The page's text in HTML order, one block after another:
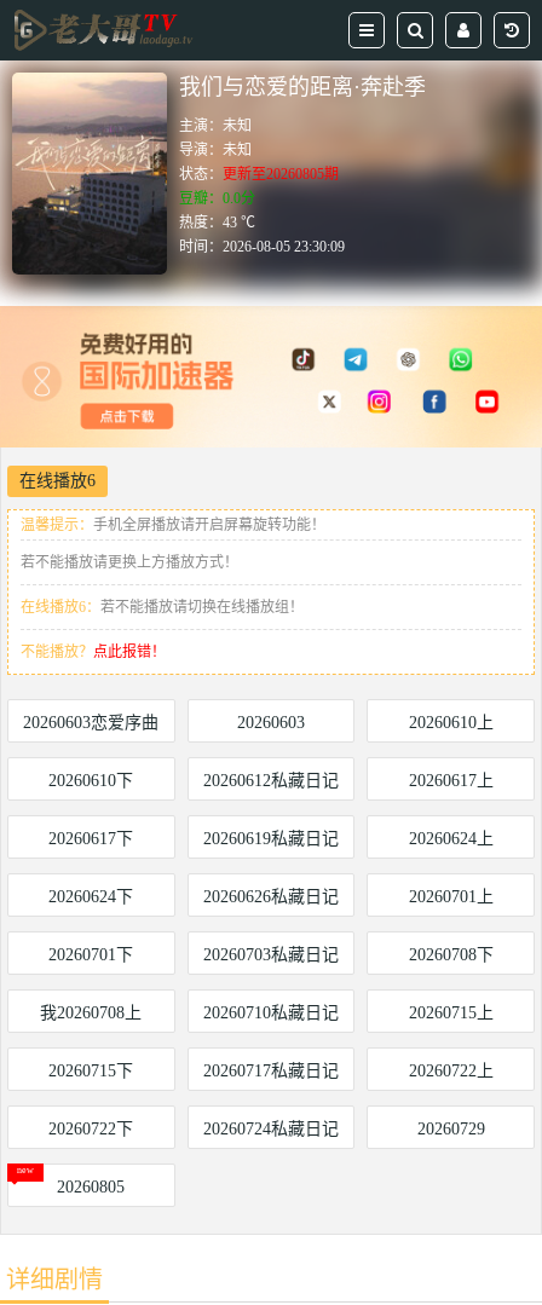
我们与恋爱的距离·奔赴季
主演：未知
导演：未知
状态：
更新至20260805期
豆瓣：0.0分
热度：43 ℃
时间：2026-08-05 23:30:09
在线播放6
温馨提示： 手机全屏播放请开启屏幕旋转功能！
若不能播放请更换上方播放方式！
在线播放6： 若不能播放请切换在线播放组！
不能播放？ 点此报错！
20260603恋爱序曲 20260603 20260610上
20260610下 20260612私藏日记 20260617上
20260617下 20260619私藏日记 20260624上
20260624下 20260626私藏日记 20260701上
20260701下 20260703私藏日记 20260708下
我20260708上 20260710私藏日记 20260715上
20260715下 20260717私藏日记 20260722上
20260722下 20260724私藏日记 20260729
20260805
详细剧情